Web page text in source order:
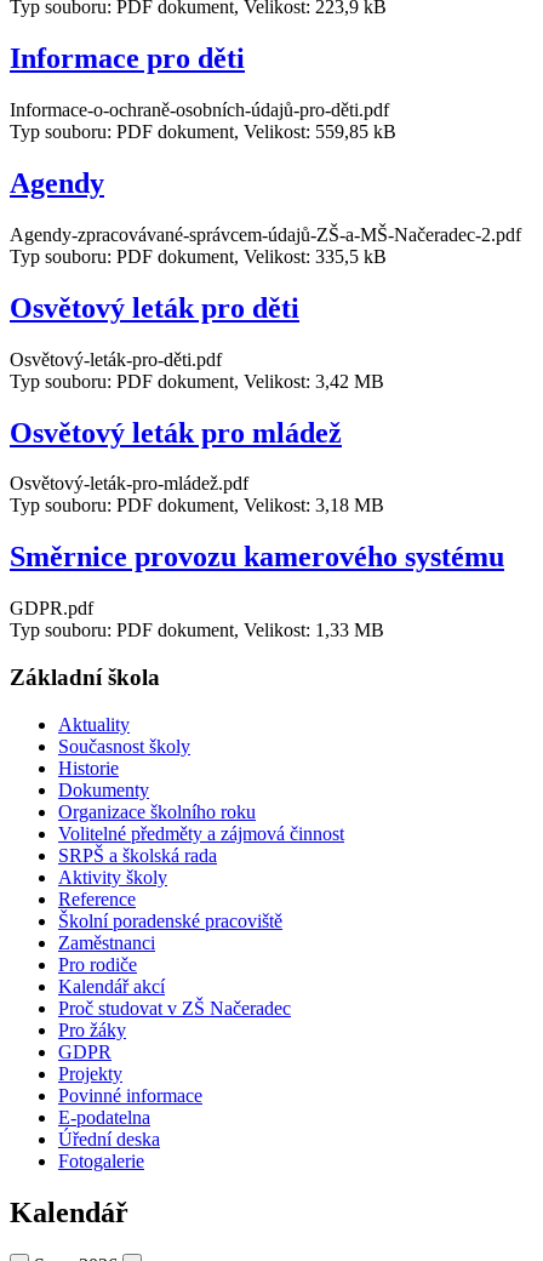
Typ souboru: PDF dokument, Velikost: 223,9 kB
Informace pro děti
Informace-o-ochraně-osobních-údajů-pro-děti.pdf
Typ souboru: PDF dokument, Velikost: 559,85 kB
Agendy
Agendy-zpracovávané-správcem-údajů-ZŠ-a-MŠ-Načeradec-2.pdf
Typ souboru: PDF dokument, Velikost: 335,5 kB
Osvětový leták pro děti
Osvětový-leták-pro-děti.pdf
Typ souboru: PDF dokument, Velikost: 3,42 MB
Osvětový leták pro mládež
Osvětový-leták-pro-mládež.pdf
Typ souboru: PDF dokument, Velikost: 3,18 MB
Směrnice provozu kamerového systému
GDPR.pdf
Typ souboru: PDF dokument, Velikost: 1,33 MB
Základní škola
Aktuality
Současnost školy
Historie
Dokumenty
Organizace školního roku
Volitelné předměty a zájmová činnost
SRPŠ a školská rada
Aktivity školy
Reference
Školní poradenské pracoviště
Zaměstnanci
Pro rodiče
Kalendář akcí
Proč studovat v ZŠ Načeradec
Pro žáky
GDPR
Projekty
Povinné informace
E-podatelna
Úřední deska
Fotogalerie
Kalendář